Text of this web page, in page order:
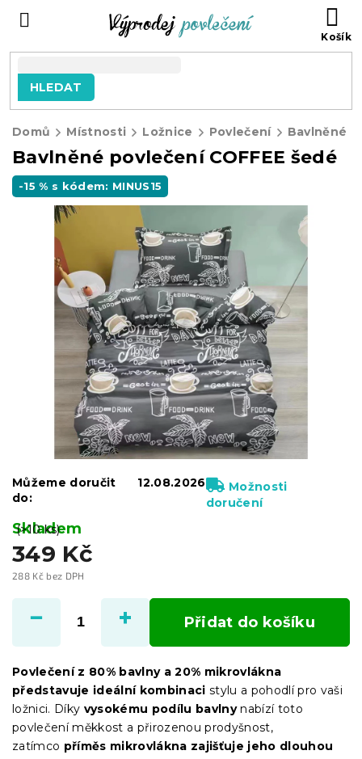
HLEDAT
Domů Místnosti Ložnice Povlečení Bavlněné
Bavlněné povlečení COFFEE šedé
-15 % s kódem: MINUS15
349 Kč
288 Kč bez DPH
cena:
Skladem
(>10 ks)
Můžeme doručit
do:
12.08.2026
Možnosti
doručení
Přidat do košíku
Povlečení z 80% bavlny a 20% mikrovlákna
představuje ideální kombinaci stylu a pohodlí pro vaši
ložnici. Díky vysokému podílu bavlny nabízí toto
povlečení měkkost a přirozenou prodyšnost,
zatímco příměs mikrovlákna zajišťuje jeho dlouhou